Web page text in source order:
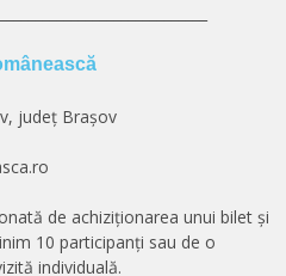
județ Brașov
de achiziționarea unui bilet și
10 participanți sau de o
individuală.